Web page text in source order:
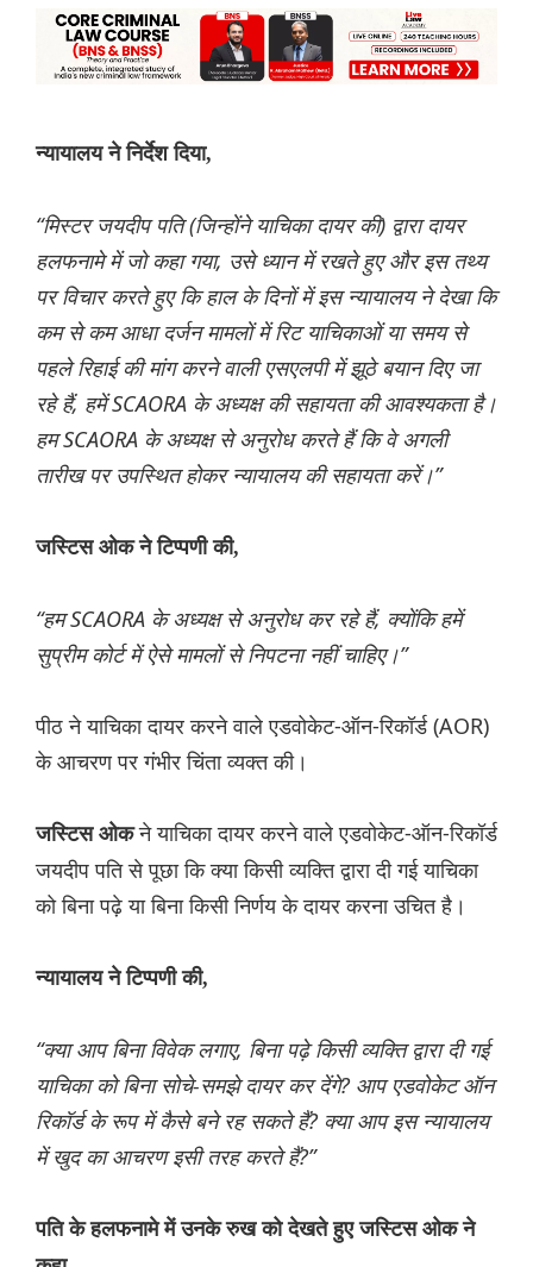
न्यायालय ने निर्देश दिया,
“मिस्टर जयदीप पति (जिन्होंने याचिका दायर की) द्वारा दायर
हलफनामे में जो कहा गया, उसे ध्यान में रखते हुए और इस तथ्य
पर विचार करते हुए कि हाल के दिनों में इस न्यायालय ने देखा कि
कम से कम आधा दर्जन मामलों में रिट याचिकाओं या समय से
पहले रिहाई की मांग करने वाली एसएलपी में झूठे बयान दिए जा
रहे हैं, हमें SCAORA के अध्यक्ष की सहायता की आवश्यकता है।
हम SCAORA के अध्यक्ष से अनुरोध करते हैं कि वे अगली
तारीख पर उपस्थित होकर न्यायालय की सहायता करें।”
जस्टिस ओक ने टिप्पणी की,
“हम SCAORA के अध्यक्ष से अनुरोध कर रहे हैं, क्योंकि हमें
सुप्रीम कोर्ट में ऐसे मामलों से निपटना नहीं चाहिए।”
पीठ ने याचिका दायर करने वाले एडवोकेट-ऑन-रिकॉर्ड (AOR)
के आचरण पर गंभीर चिंता व्यक्त की।
जस्टिस ओकने याचिका दायर करने वाले एडवोकेट-ऑन-रिकॉर्ड
जयदीप पति से पूछा कि क्या किसी व्यक्ति द्वारा दी गई याचिका
को बिना पढ़े या बिना किसी निर्णय के दायर करना उचित है।
न्यायालय ने टिप्पणी की,
“क्या आप बिना विवेक लगाए, बिना पढ़े किसी व्यक्ति द्वारा दी गई
याचिका को बिना सोचे-समझे दायर कर देंगे? आप एडवोकेट ऑन
रिकॉर्ड के रूप में कैसे बने रह सकते हैं? क्या आप इस न्यायालय
में खुद का आचरण इसी तरह करते हैं?”
पति के हलफनामे में उनके रुख को देखते हुए जस्टिस ओक ने